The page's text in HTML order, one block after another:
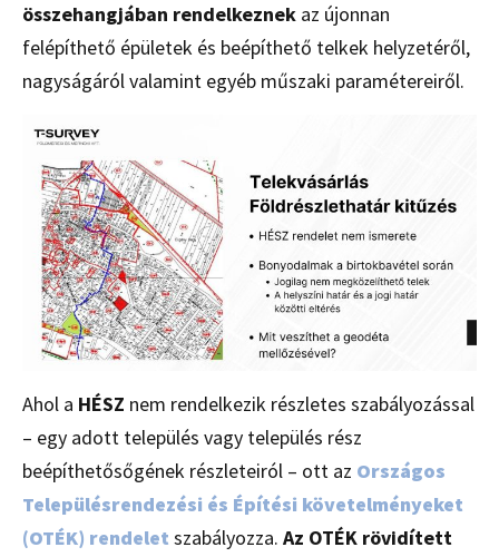
összehangjában rendelkeznek az újonnan
felépíthető épületek és beépíthető telkek helyzetéről,
nagyságáról valamint egyéb műszaki paramétereiről.
Ahol a HÉSZ nem rendelkezik részletes szabályozással
– egy adott település vagy település rész
beépíthetősőgének részleteiról – ott az Országos
Településrendezési és Építési követelményeket
(OTÉK) rendelet szabályozza. Az OTÉK rövidített